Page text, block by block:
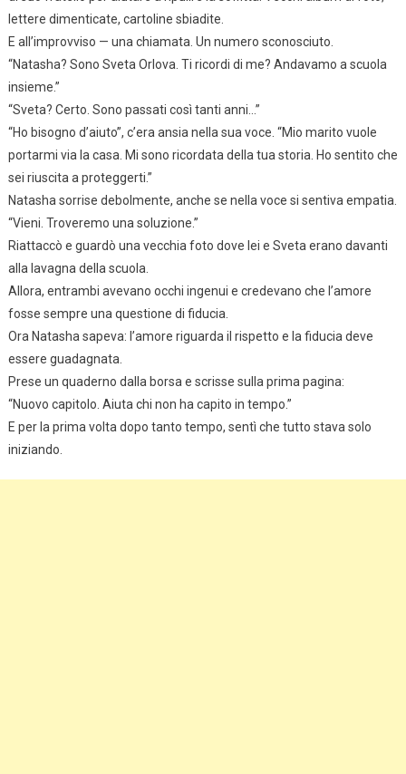
lettere dimenticate, cartoline sbiadite.
E all’improvviso — una chiamata. Un numero sconosciuto.
“Natasha? Sono Sveta Orlova. Ti ricordi di me? Andavamo a scuola
insieme.”
“Sveta? Certo. Sono passati così tanti anni…”
“Ho bisogno d’aiuto”, c’era ansia nella sua voce. “Mio marito vuole
portarmi via la casa. Mi sono ricordata della tua storia. Ho sentito che
sei riuscita a proteggerti.”
Natasha sorrise debolmente, anche se nella voce si sentiva empatia.
“Vieni. Troveremo una soluzione.”
Riattaccò e guardò una vecchia foto dove lei e Sveta erano davanti
alla lavagna della scuola.
Allora, entrambi avevano occhi ingenui e credevano che l’amore
fosse sempre una questione di fiducia.
Ora Natasha sapeva: l’amore riguarda il rispetto e la fiducia deve
essere guadagnata.
Prese un quaderno dalla borsa e scrisse sulla prima pagina:
“Nuovo capitolo. Aiuta chi non ha capito in tempo.”
E per la prima volta dopo tanto tempo, sentì che tutto stava solo
iniziando.